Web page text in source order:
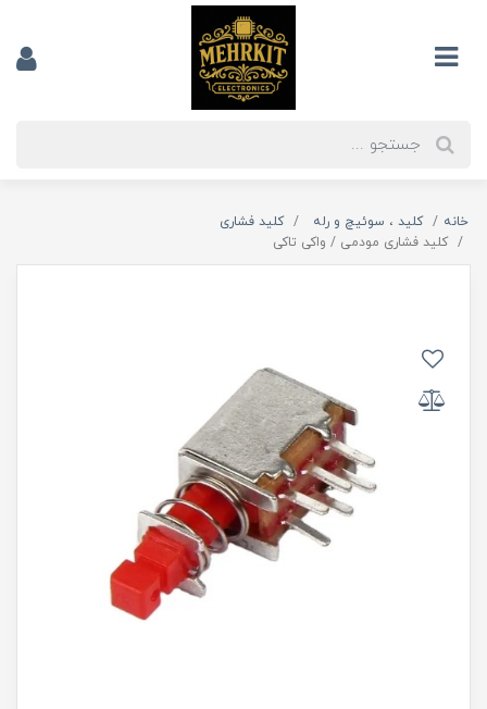
خانه کلید ، سوئیچ و رله
کلید فشاری
کلید فشاری مودمی / واکی تاکی